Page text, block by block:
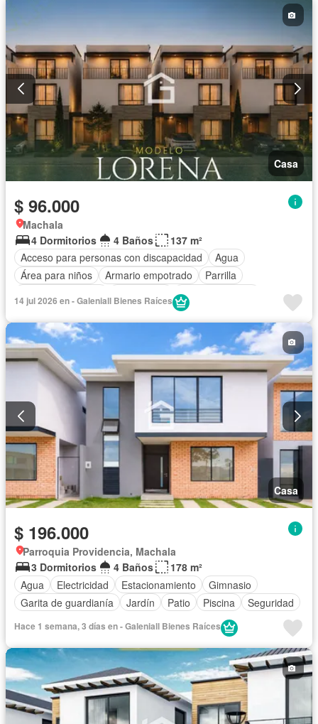
Casa
$ 96.000
Machala
4 Dormitorios
4 Baños
137 m²
Acceso para personas con discapacidad
Agua
Área para niños
Armario empotrado
Parrilla
Estacionamiento
Gimnasio
Jardín
Piscina
Seguridad
Terraza Vista panorámica Sin amoblar
14 jul 2026 en - Galeniall Bienes Raíces
Casa
$ 196.000
Parroquia Providencia, Machala
3 Dormitorios
4 Baños
178 m²
Agua
Electricidad Estacionamiento
Gimnasio
Garita de guardianía
Jardín Patio Piscina Seguridad
Hace 1 semana, 3 días en - Galeniall Bienes Raíces